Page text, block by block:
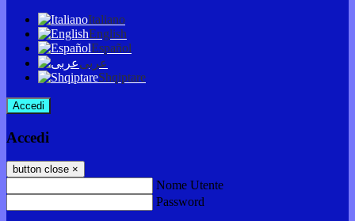
Italiano
English
Español
عربى
Shqiptare
Accedi
Accedi
button close ×
Nome Utente
Password